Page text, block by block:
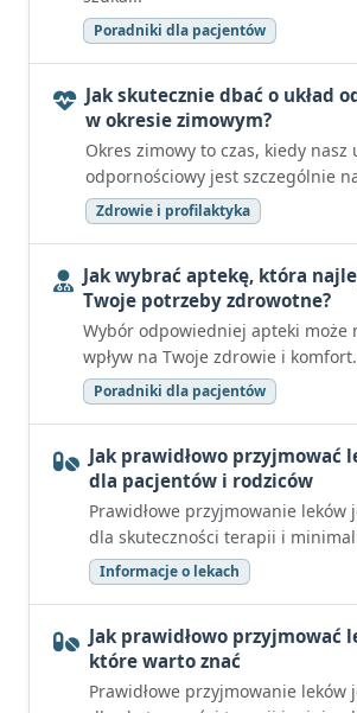
Poradniki dla pacjentów
Jak skutecznie dbać o układ
w okresie zimowym?
Okres zimowy to czas, kiedy nasz
odpornościowy jest szczególnie
Zdrowie i profilaktyka
Jak wybrać aptekę, która
Twoje potrzeby zdrowotne?
Wybór odpowiedniej apteki może
wpływ na Twoje zdrowie i
Poradniki dla pacjentów
Jak prawidłowo przyjmować
dla pacjentów i rodziców
Prawidłowe przyjmowanie leków
dla skuteczności terapii i
Informacje o lekach
Jak prawidłowo przyjmować
które warto znać
Prawidłowe przyjmowanie leków